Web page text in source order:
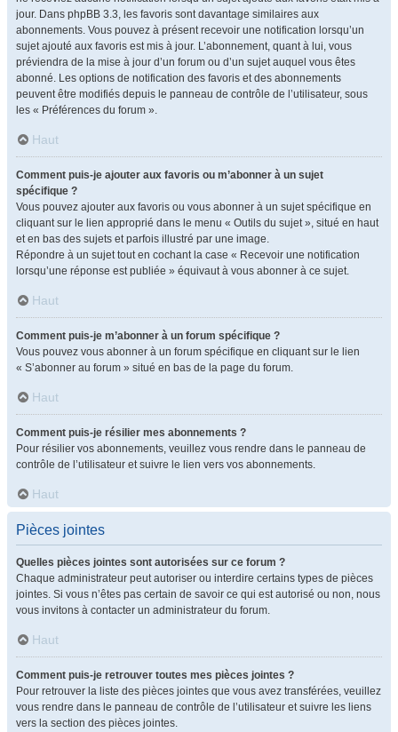
jour. Dans phpBB 3.3, les favoris sont davantage similaires aux
abonnements. Vous pouvez à présent recevoir une notification lorsqu’un
sujet ajouté aux favoris est mis à jour. L’abonnement, quant à lui, vous
préviendra de la mise à jour d’un forum ou d’un sujet auquel vous êtes
abonné. Les options de notification des favoris et des abonnements
peuvent être modifiés depuis le panneau de contrôle de l’utilisateur, sous
les « Préférences du forum ».
Haut
Comment puis-je ajouter aux favoris ou m’abonner à un sujet
spécifique ?
Vous pouvez ajouter aux favoris ou vous abonner à un sujet spécifique en
cliquant sur le lien approprié dans le menu « Outils du sujet », situé en haut
et en bas des sujets et parfois illustré par une image.
Répondre à un sujet tout en cochant la case « Recevoir une notification
lorsqu’une réponse est publiée » équivaut à vous abonner à ce sujet.
Haut
Comment puis-je m’abonner à un forum spécifique ?
Vous pouvez vous abonner à un forum spécifique en cliquant sur le lien
« S’abonner au forum » situé en bas de la page du forum.
Haut
Comment puis-je résilier mes abonnements ?
Pour résilier vos abonnements, veuillez vous rendre dans le panneau de
contrôle de l’utilisateur et suivre le lien vers vos abonnements.
Haut
Pièces jointes
Quelles pièces jointes sont autorisées sur ce forum ?
Chaque administrateur peut autoriser ou interdire certains types de pièces
jointes. Si vous n’êtes pas certain de savoir ce qui est autorisé ou non, nous
vous invitons à contacter un administrateur du forum.
Haut
Comment puis-je retrouver toutes mes pièces jointes ?
Pour retrouver la liste des pièces jointes que vous avez transférées, veuillez
vous rendre dans le panneau de contrôle de l’utilisateur et suivre les liens
vers la section des pièces jointes.